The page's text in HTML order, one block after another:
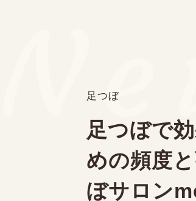
足つぼ
足つぼで
めの頻度
ぼサロン
予約・キャンペーン